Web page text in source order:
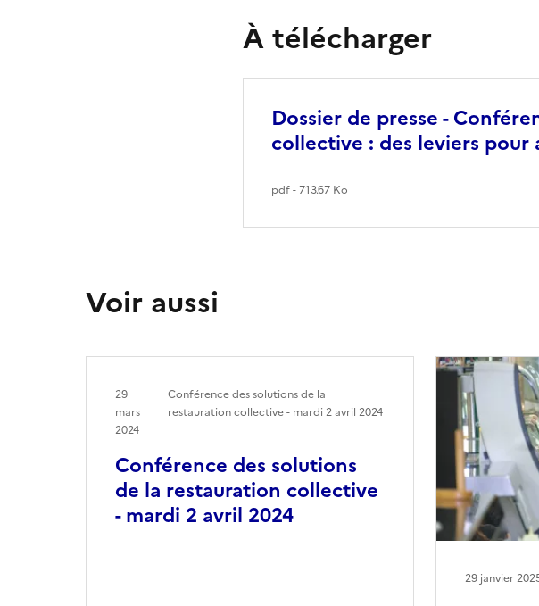
À télécharger
Dossier de presse -
collective : des leviers
pdf - 713.67 Ko
Voir aussi
Conférence des solutions
de la restauration collective
- mardi 2 avril 2024
29
mars
2024
Conférence des solutions de la
restauration collective - mardi 2 avril 2024
29 janvier